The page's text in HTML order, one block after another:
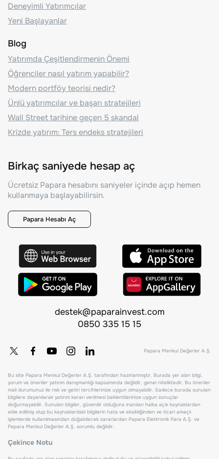
Deneyimli Yatırımcılar
Yeni Başlayanlar
Blog
Yatırımda Çeşitlendirmenin Önemi
Öğrenciler nasıl yatırım yapabilir?
Modern portföy teorisi nedir?
Ünlü yatırımcılar ve başarı stratejileri
Wall Street tarihine geçen 5 skandal
Krizde yatırım: Ters endeks stratejileri
Birkaç saniyede hesap aç
Ücretsiz Papara hesabını saniyeler içinde açıp hemen
kullanmaya başlayabilirsin.
Papara Hesabı Aç
destek@paparainvest.com
0850 335 15 15
Papara Menkul Değerler A.Ş.
Bu site Papara Menkul Değerler A.Ş. tarafından hazırlanmıştır. Burada yer alan bilgi,
yorum ve öneriler yatırım danışmanlığı kapsamında değildir, genel niteliktedir. Bu öneriler
mali durumunuz ile risk ve getiri tercihlerinize uygun olmayabilir. Sadece burada sunulan
bilgilere dayanılarak yatırım kararı verilmesi beklentilerinize uygun sonuçlar
doğurmayabilir. Sunulan bilgiler, güvenilir olduğuna inanılan halka açık kaynaklardan
elde edilmiş olup bu kaynaklardaki bilgilerin hata ve eksikliğinden ve ticari amaçlı
işlemlerde kullanılmasından doğabilecek zararlardan Papara Elektronik Para A.Ş. ve
Papara Menkul Değerler A.Ş. sorumlu değildir.
Çekince Notu